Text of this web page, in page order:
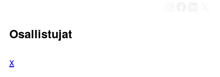
Osallistujat
x